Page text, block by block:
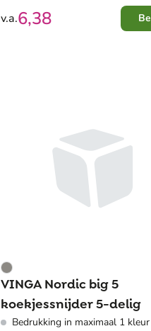
v.a.6,38
VINGA Nordic big 5
koekjessnijder 5-delig
Bedrukking in maximaal 1 kleur